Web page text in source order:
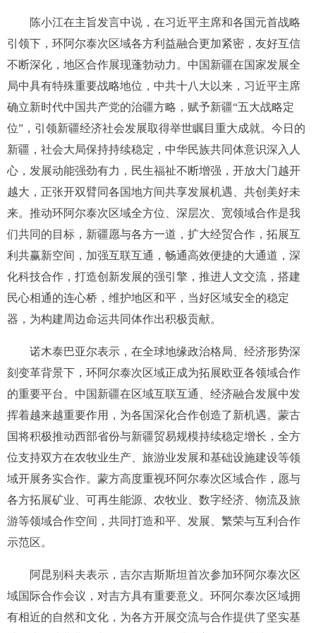
陈小江在主旨发言中说，在习近平主席和各国元首战略
引领下，环阿尔泰次区域各方利益融合更加紧密，友好互信
不断深化，地区合作展现蓬勃动力。中国新疆在国家发展全
局中具有特殊重要战略地位，中共十八大以来，习近平主席
确立新时代中国共产党的治疆方略，赋予新疆“五大战略定
位”，引领新疆经济社会发展取得举世瞩目重大成就。今日的
新疆，社会大局保持持续稳定，中华民族共同体意识深入人
心，发展动能强劲有力，民生福祉不断增强，开放大门越开
越大，正张开双臂同各国地方间共享发展机遇、共创美好未
来。推动环阿尔泰次区域全方位、深层次、宽领域合作是我
们共同的目标，新疆愿与各方一道，扩大经贸合作，拓展互
利共赢新空间，加强互联互通，畅通高效便捷的大通道，深
化科技合作，打造创新发展的强引擎，推进人文交流，搭建
民心相通的连心桥，维护地区和平，当好区域安全的稳定
器，为构建周边命运共同体作出积极贡献。
诺木泰巴亚尔表示，在全球地缘政治格局、经济形势深
刻变革背景下，环阿尔泰次区域正成为拓展欧亚各领域合作
的重要平台。中国新疆在区域互联互通、经济融合发展中发
挥着越来越重要作用，为各国深化合作创造了新机遇。蒙古
国将积极推动西部省份与新疆贸易规模持续稳定增长，全方
位支持双方在农牧业生产、旅游业发展和基础设施建设等领
域开展务实合作。蒙方高度重视环阿尔泰次区域合作，愿与
各方拓展矿业、可再生能源、农牧业、数字经济、物流及旅
游等领域合作空间，共同打造和平、发展、繁荣与互利合作
示范区。
阿昆别科夫表示，吉尔吉斯斯坦首次参加环阿尔泰次区
域国际合作会议，对吉方具有重要意义。环阿尔泰次区域拥
有相近的自然和文化，为各方开展交流与合作提供了坚实基